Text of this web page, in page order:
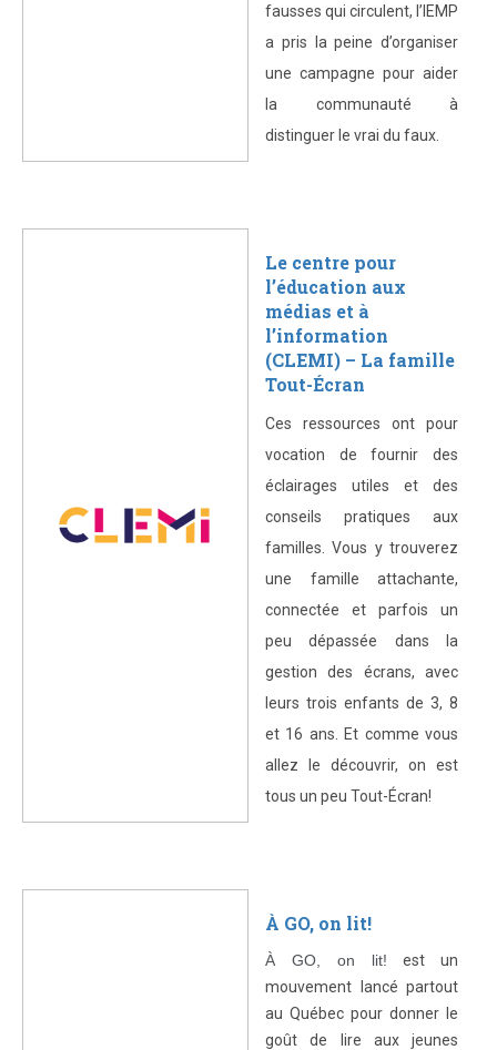
fausses qui circulent, l’IEMP
a pris la peine d’organiser
une campagne pour aider
la communauté à
distinguer le vrai du faux.
Le centre pour
l’éducation aux
médias et à
l’information
(CLEMI) – La famille
Tout-Écran
Ces ressources ont pour
vocation de fournir des
éclairages utiles et des
conseils pratiques aux
familles. Vous y trouverez
une famille attachante,
connectée et parfois un
peu dépassée dans la
gestion des écrans, avec
leurs trois enfants de 3, 8
et 16 ans. Et comme vous
allez le découvrir, on est
tous un peu Tout-Écran!
À GO, on lit!
À GO, on lit! est un
mouvement lancé partout
au Québec pour donner le
goût de lire aux jeunes